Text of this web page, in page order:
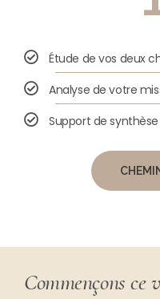
Étude de vos deux
Analyse de votre
Support de
Commençons ce